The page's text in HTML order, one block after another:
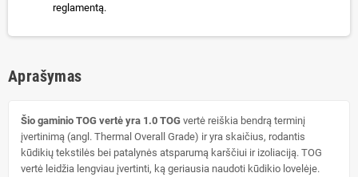
reglamentą.
Aprašymas
Šio gaminio TOG vertė yra 1.0 TOG vertė reiškia bendrą terminį
įvertinimą (angl. Thermal Overall Grade) ir yra skaičius, rodantis
kūdikių tekstilės bei patalynės atsparumą karščiui ir izoliaciją. TOG
vertė leidžia lengviau įvertinti, ką geriausia naudoti kūdikio lovelėje.